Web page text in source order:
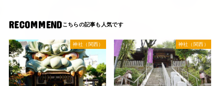
RECOMMEND
神社（関西） 神社（関西）